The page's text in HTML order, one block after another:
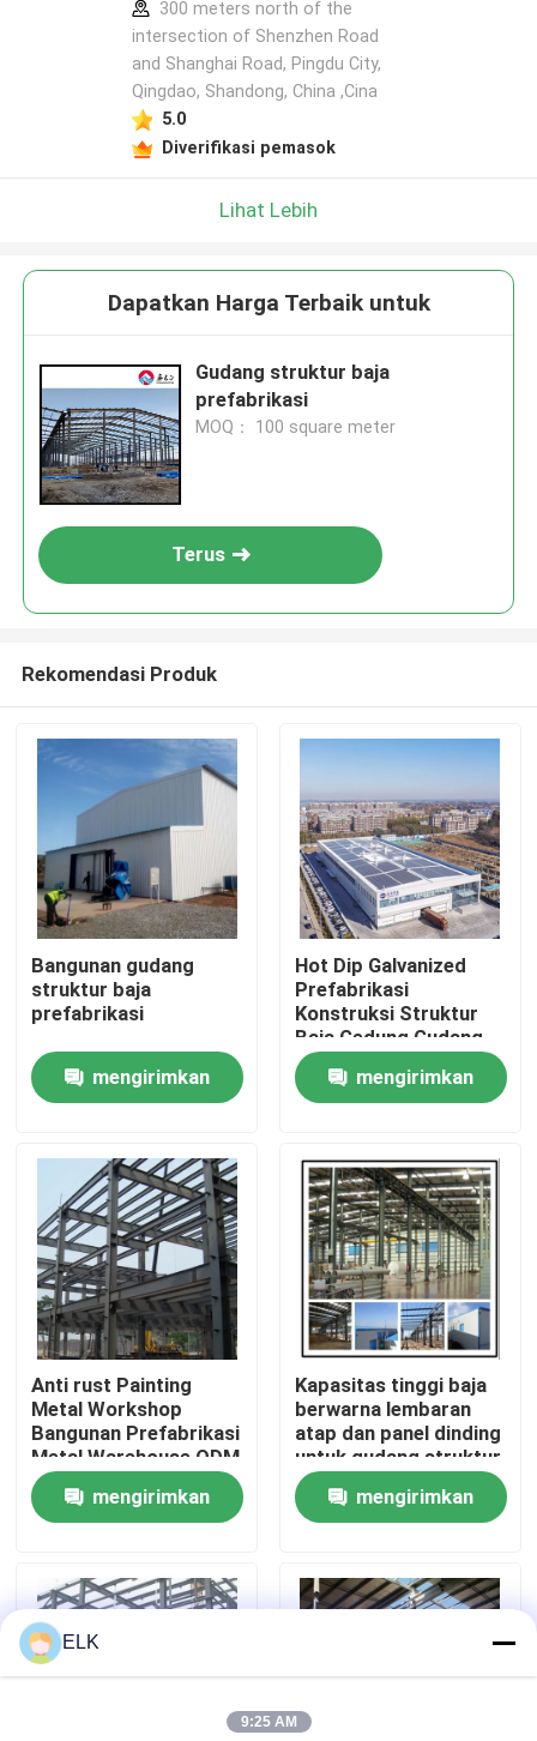
Tentang Kami
Tur Pabrik
Kontrol Kualitas
Hubungi Kami
Berita
Kasus-kasus
Minta Kutipan
Gudang Struktur Baja
300 meters north of the
intersection of Shenzhen Road
and Shanghai Road, Pingdu City,
Qingdao, Shandong, China ,Cina
5.0
Diverifikasi pemasok
Lihat Lebih
Dapatkan Harga Terbaik untuk
Gudang struktur baja
prefabrikasi
MOQ： 100 square meter
Terus
Rekomendasi Produk
Bangunan gudang
struktur baja
prefabrikasi
mengirimkan
Hot Dip Galvanized
Prefabrikasi
Konstruksi Struktur
Baja Gedung Gudang
mengirimkan
Anti rust Painting
Metal Workshop
Bangunan Prefabrikasi
Metal Warehouse ODM
mengirimkan
Kapasitas tinggi baja
berwarna lembaran
atap dan panel dinding
untuk gudang struktur
baja
mengirimkan
ELK
9:25 AM